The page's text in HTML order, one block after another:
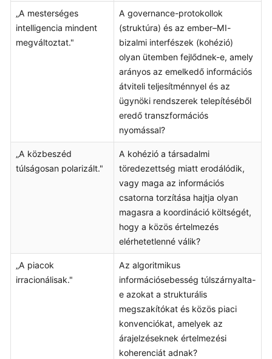
„A mesterséges
intelligencia mindent
megváltoztat."
A governance-protokollok
(struktúra) és az ember–MI-
bizalmi interfészek (kohézió)
olyan ütemben fejlődnek-e, amely
arányos az emelkedő információs
átviteli teljesítménnyel és az
ügynöki rendszerek telepítéséből
eredő transzformációs
nyomással?
„A közbeszéd
túlságosan polarizált."
A kohézió a társadalmi
töredezettség miatt erodálódik,
vagy maga az információs
csatorna torzítása hajtja olyan
magasra a koordináció költségét,
hogy a közös értelmezés
elérhetetlenné válik?
„A piacok
irracionálisak."
Az algoritmikus
információsebesség túlszárnyalta-
e azokat a strukturális
megszakítókat és közös piaci
konvenciókat, amelyek az
árajelzéseknek értelmezési
koherenciát adnak?